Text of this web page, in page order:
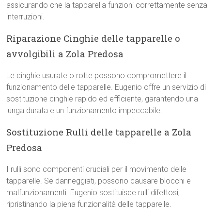
assicurando che la tapparella funzioni correttamente senza
interruzioni.
Riparazione Cinghie delle tapparelle o
avvolgibili a Zola Predosa
Le cinghie usurate o rotte possono compromettere il
funzionamento delle tapparelle. Eugenio offre un servizio di
sostituzione cinghie rapido ed efficiente, garantendo una
lunga durata e un funzionamento impeccabile.
Sostituzione Rulli delle tapparelle a Zola
Predosa
I rulli sono componenti cruciali per il movimento delle
tapparelle. Se danneggiati, possono causare blocchi e
malfunzionamenti. Eugenio sostituisce rulli difettosi,
ripristinando la piena funzionalità delle tapparelle.